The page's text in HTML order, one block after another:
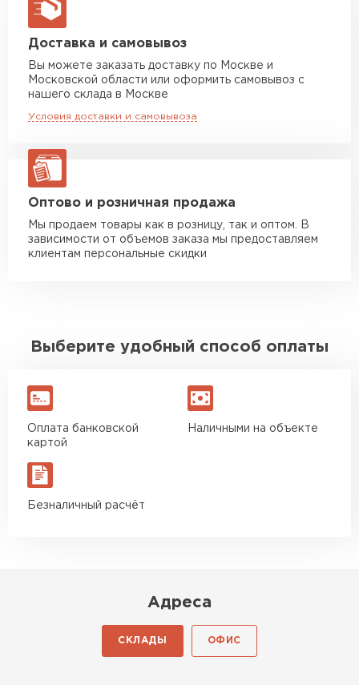
макс. длина груза 13,5 м
Манипулятор до 5 тн
Манипулятор до 10 тн
макс. длина груза 8 м
макс. длина груза 13,5 м
ЗАКАЗАТЬ С ДОСТАВКОЙ
Доставка и самовывоз
Вы можете заказать доставку по Москве и
Московской области или оформить самовывоз с
нашего склада в Москве
Условия доставки и самовывоза
Оптово и розничная продажа
Мы продаем товары как в розницу, так и оптом. В
зависимости от объемов заказа мы предоставляем
клиентам персональные скидки
Выберите удобный способ оплаты
Оплата банковской
картой
Наличными на объекте
Безналичный расчёт
Адреса
СКЛАДЫ ОФИС